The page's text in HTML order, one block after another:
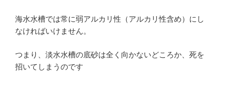
海水水槽では常に弱アルカリ性（アルカリ性含め）にし
なければいけません。
つまり、淡水水槽の底砂は全く向かないどころか、死を
招いてしまうのです